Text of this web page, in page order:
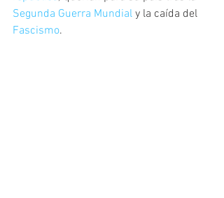
Segunda Guerra Mundial y la caída del
Fascismo.